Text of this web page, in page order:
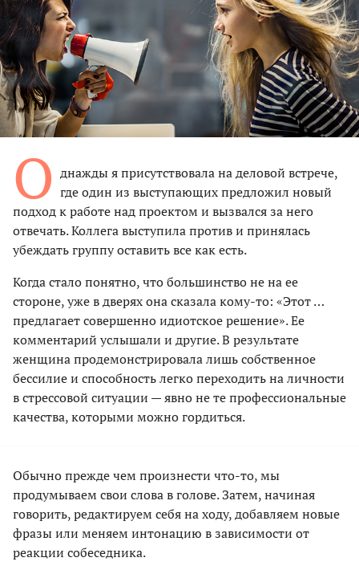
О днажды я присутствовала на деловой встрече,
где один из выступающих предложил новый
подход к работе над проектом и вызвался за него
отвечать. Коллега выступила против и принялась
убеждать группу оставить все как есть.
Когда стало понятно, что большинство не на ее
стороне, уже в дверях она сказала кому-то: «Этот …
предлагает совершенно идиотское решение». Ее
комментарий услышали и другие. В результате
женщина продемонстрировала лишь собственное
бессилие и способность легко переходить на личности
в стрессовой ситуации — явно не те профессиональные
качества, которыми можно гордиться.
Обычно прежде чем произнести что-то, мы
продумываем свои слова в голове. Затем, начиная
говорить, редактируем себя на ходу, добавляем новые
фразы или меняем интонацию в зависимости от
реакции собеседника.